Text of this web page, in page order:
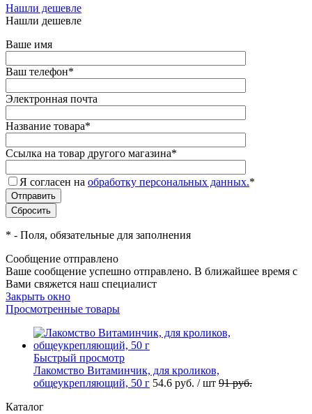
Нашли дешевле
Нашли дешевле
Ваше имя
Ваш телефон*
Электронная почта
Название товара*
Ссылка на товар другого магазина*
Я согласен на обработку персональных данных.*
* - Поля, обязательные для заполнения
Сообщение отправлено
Ваше сообщение успешно отправлено. В ближайшее время с
Вами свяжется наш специалист
Закрыть окно
Просмотренные товары
Быстрый просмотр
Лакомство Витаминчик, для кроликов,
общеукрепляющий, 50 г 54.6 руб. / шт 91руб.
Каталог